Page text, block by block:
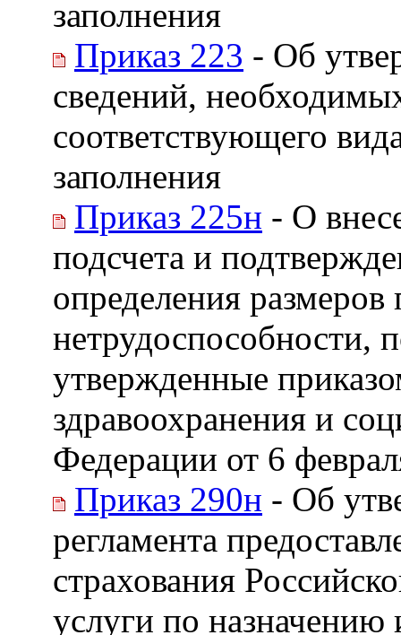
заполнения
Приказ 223 - Об
сведений,
соответствующего
заполнения
Приказ 225н - О
подсчета и
определения
нетрудоспособности,
утвержденные
здравоохранения и
Федерации от 6
Приказ 290н - Об
регламента
страхования
услуги по назначению